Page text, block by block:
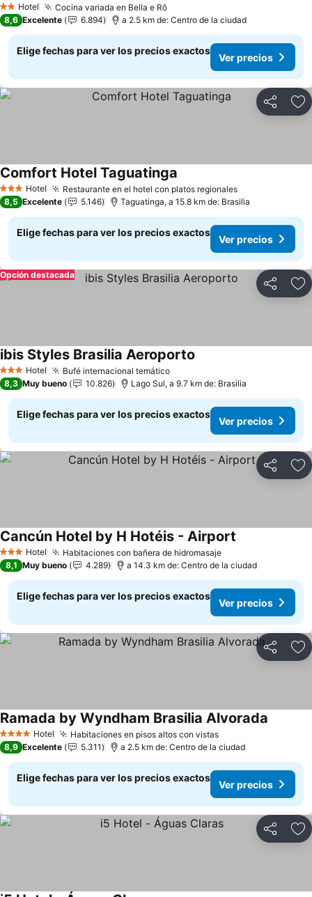
2 Estrellas
Hotel Cocina variada en Bella e Rô
8,6 Excelente 6.894 a 2.5 km de: Centro de la ciudad
Elige fechas para ver los precios exactos
Ver precios
Compartir
3 Estrellas
Hotel Restaurante en el hotel con platos regionales
Comfort Hotel Taguatinga
8,5 Excelente 5.146 Taguatinga, a 15.8 km de: Brasilia
Elige fechas para ver los precios exactos
Ver precios
Compartir
Opción destacada
3 Estrellas
Hotel Bufé internacional temático
ibis Styles Brasilia Aeroporto
8,3 Muy bueno 10.826 Lago Sul, a 9.7 km de: Brasilia
Elige fechas para ver los precios exactos
Ver precios
Compartir
3 Estrellas
Hotel Habitaciones con bañera de hidromasaje
Cancún Hotel by H Hotéis - Airport
8,1 Muy bueno 4.289 a 14.3 km de: Centro de la ciudad
Elige fechas para ver los precios exactos
Ver precios
Compartir
4 EstrellasHotel Habitaciones en pisos altos con vistas
Ramada by Wyndham Brasilia Alvorada
8,9 Excelente 5.311 a 2.5 km de: Centro de la ciudad
Elige fechas para ver los precios exactos
Ver precios
Compartir